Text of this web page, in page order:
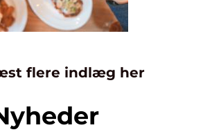
flere indlæg her